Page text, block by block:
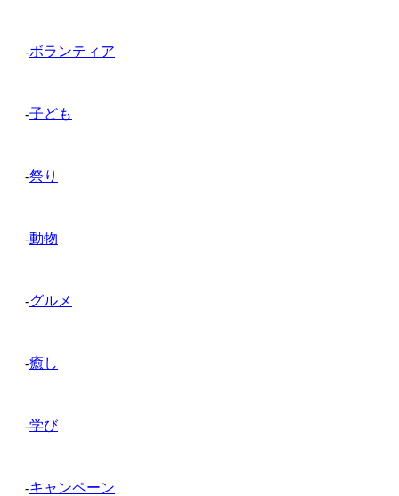
-ボランティア
-子ども
-祭り
-動物
-グルメ
-癒し
-学び
-キャンペーン